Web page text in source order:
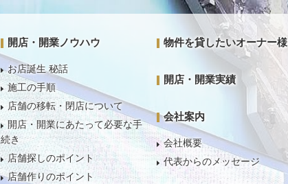
開店・開業ノウハウ
お店誕生 秘話
施工の手順
店舗の移転・閉店について
開店・開業にあたって必要な手
続き
店舗探しのポイント
店舗作りのポイント
物件を貸したいオーナー様
開店・開業実績
会社案内
会社概要
代表からのメッセージ